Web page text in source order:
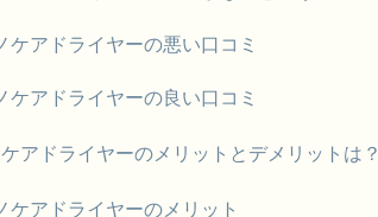
ケアドライヤーの悪い口コミ
ケアドライヤーの良い口コミ
アドライヤーのメリットとデメリットは？
ケアドライヤーのメリット